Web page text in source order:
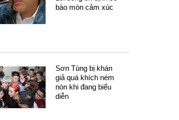
bào mòn cảm xúc
Sơn Tùng bị khán
giả quá khích ném
nón khi đang biểu
diễn